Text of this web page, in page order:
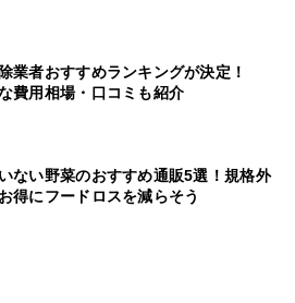
業者おすすめランキングが決定！
費用相場・口コミも紹介
ない野菜のおすすめ通販5選！規格外
得にフードロスを減らそう